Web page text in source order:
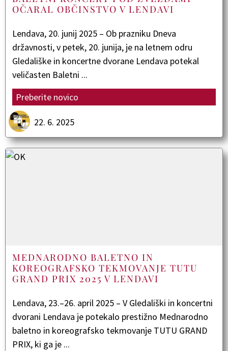
OČARAL OBČINSTVO V LENDAVI
Lendava, 20. junij 2025 – Ob prazniku Dneva
državnosti, v petek, 20. junija, je na letnem odru
Gledališke in koncertne dvorane Lendava potekal
veličasten Baletni ...
Preberite novico
22. 6. 2025
MEDNARODNO BALETNO IN
KOREOGRAFSKO TEKMOVANJE TUTU
GRAND PRIX 2025 V LENDAVI
Lendava, 23.–26. april 2025 – V Gledališki in koncertni
dvorani Lendava je potekalo prestižno Mednarodno
baletno in koreografsko tekmovanje TUTU GRAND
PRIX, ki ga je ...